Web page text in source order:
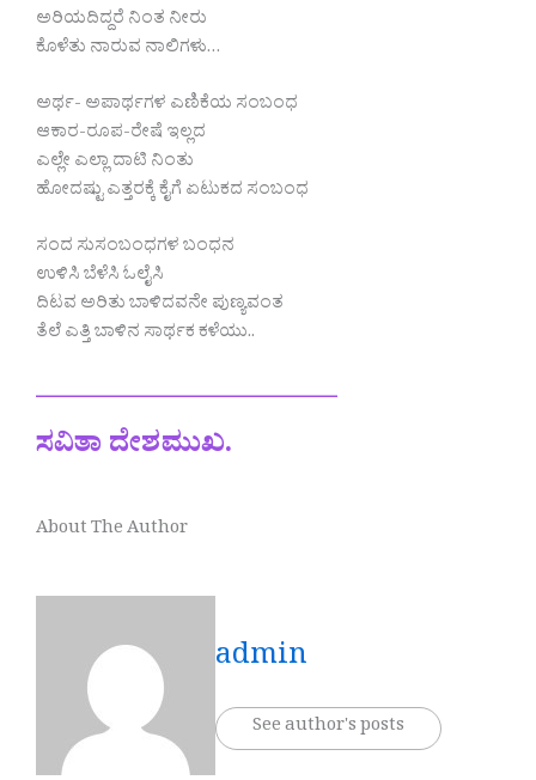
ಅರಿಯದಿದ್ದರೆ ನಿಂತ ನೀರು
ಕೊಳೆತು ನಾರುವ ನಾಲಿಗಳು…
ಅರ್ಥ- ಅಪಾರ್ಥಗಳ ಎಣಿಕೆಯ ಸಂಬಂಧ
ಆಕಾರ-ರೂಪ-ರೇಷೆ ಇಲ್ಲದ
ಎಲ್ಲೇ ಎಲ್ಲಾ ದಾಟಿ ನಿಂತು
ಹೋದಷ್ಟು ಎತ್ತರಕ್ಕೆ ಕೈಗೆ ಏಟುಕದ ಸಂಬಂಧ
ಸಂದ ಸುಸಂಬಂಧಗಳ ಬಂಧನ
ಉಳಿಸಿ ಬೆಳೆಸಿ ಓಲೈಸಿ
ದಿಟವ ಅರಿತು ಬಾಳಿದವನೇ ಪುಣ್ಯವಂತ
ತೆಲೆ‌ ಎತ್ತಿ ಬಾಳಿನ ಸಾರ್ಥಕ ಕಳೆಯು..
——————————–
ಸವಿತಾ ದೇಶಮುಖ.
About The Author
admin
See author's posts